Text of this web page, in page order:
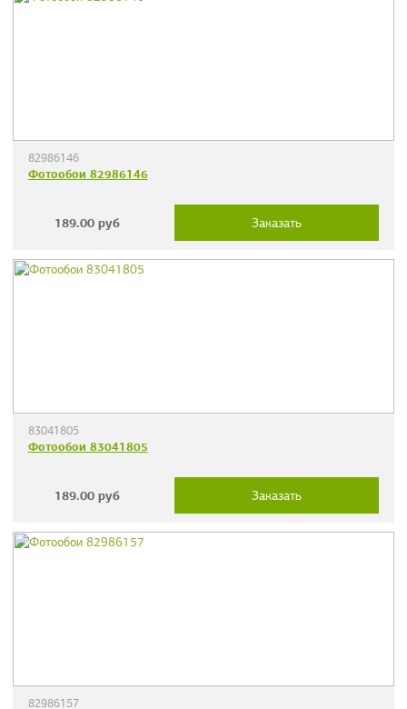
82986146
Фотообои 82986146
189.00 руб Заказать
83041805
Фотообои 83041805
189.00 руб Заказать
82986157